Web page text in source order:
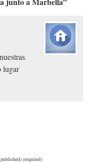
lugar
(required)